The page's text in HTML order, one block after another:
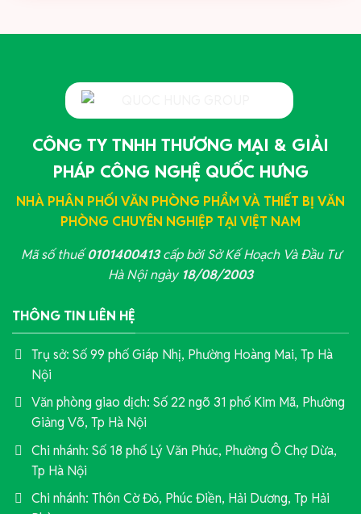
CÔNG TY TNHH THƯƠNG MẠI & GIẢI
PHÁP CÔNG NGHỆ QUỐC HƯNG
NHÀ PHÂN PHỐI VĂN PHÒNG PHẨM VÀ THIẾT BỊ VĂN
PHÒNG CHUYÊN NGHIỆP TẠI VIỆT NAM
Mã số thuế0101400413cấp bởi Sở Kế Hoạch Và Đầu Tư
Hà Nội ngày 18/08/2003
THÔNG TIN LIÊN HỆ
Trụ sở: Số 99 phố Giáp Nhị, Phường Hoàng Mai, Tp Hà
Nội
Văn phòng giao dịch: Số 22 ngõ 31 phố Kim Mã, Phường
Giảng Võ, Tp Hà Nội
Chi nhánh: Số 18 phố Lý Văn Phúc, Phường Ô Chợ Dừa,
Tp Hà Nội
Chi nhánh: Thôn Cờ Đỏ, Phúc Điền, Hải Dương, Tp Hải